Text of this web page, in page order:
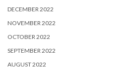
DECEMBER 2022
NOVEMBER 2022
OCTOBER 2022
SEPTEMBER 2022
AUGUST 2022